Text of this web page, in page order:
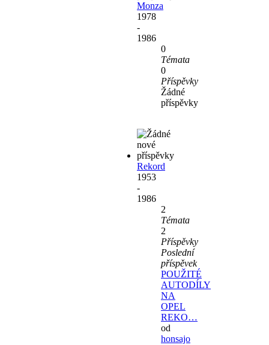
Monza
1978
-
1986
0
Témata
0
Příspěvky
Žádné
příspěvky
Rekord
1953
-
1986
2
Témata
2
Příspěvky
Poslední
příspěvek
POUŽITÉ
AUTODÍLY
NA
OPEL
REKO…
od
honsajo